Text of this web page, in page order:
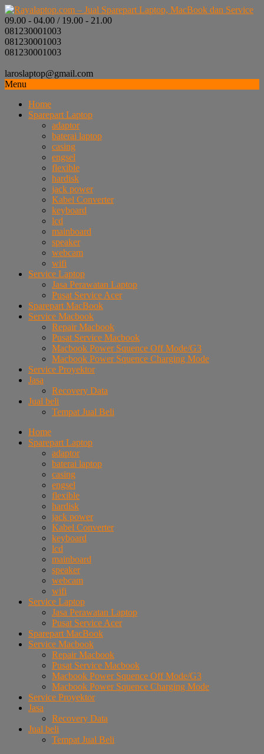
09.00 - 04.00 / 19.00 - 21.00
081230001003
081230001003
081230001003
laroslaptop@gmail.com
Menu
Home
Sparepart Laptop
adaptor
baterai laptop
casing
engsel
flexible
hardisk
jack power
Kabel Converter
keyboard
lcd
mainboard
speaker
webcam
wifi
Service Laptop
Jasa Perawatan Laptop
Pusat Service Acer
Sparepart MacBook
Service Macbook
Repair Macbook
Pusat Service Macbook
Macbook Power Squence Off Mode/G3
Macbook Power Squence Charging Mode
Service Proyektor
Jasa
Recovery Data
Jual beli
Tempat Jual Beli
Home
Sparepart Laptop
adaptor
baterai laptop
casing
engsel
flexible
hardisk
jack power
Kabel Converter
keyboard
lcd
mainboard
speaker
webcam
wifi
Service Laptop
Jasa Perawatan Laptop
Pusat Service Acer
Sparepart MacBook
Service Macbook
Repair Macbook
Pusat Service Macbook
Macbook Power Squence Off Mode/G3
Macbook Power Squence Charging Mode
Service Proyektor
Jasa
Recovery Data
Jual beli
Tempat Jual Beli